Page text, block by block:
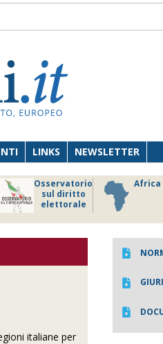
LINKS NEWSLETTER
Osservatorio
sul diritto
elettorale
Africa
italiane per